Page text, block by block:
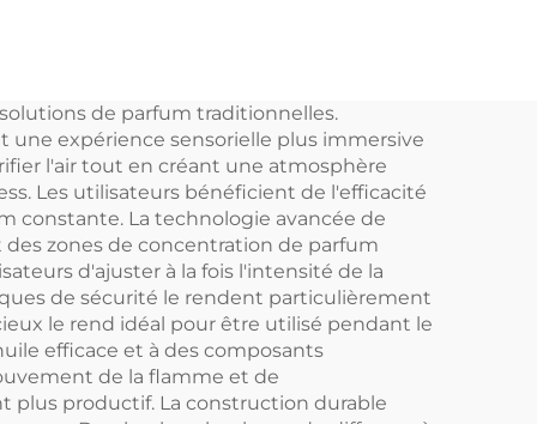
brume froide et
contrôle intelligent
sans fil WIFI
de parfum traditionnelles.
une expérience sensorielle plus immersive
l'air tout en créant une atmosphère
Les utilisateurs bénéficient de l'efficacité
constante. La technologie avancée de
zones de concentration de parfum
d'ajuster à la fois l'intensité de la
de sécurité le rendent particulièrement
le rend idéal pour être utilisé pendant le
efficace et à des composants
de la flamme et de
plus productif. La construction durable